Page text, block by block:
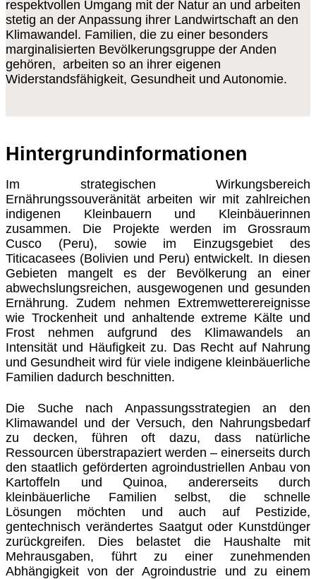
respektvollen Umgang mit der Natur an und arbeiten
stetig an der Anpassung ihrer Landwirtschaft an den
Klimawandel. Familien, die zu einer besonders
marginalisierten Bevölkerungsgruppe der Anden
gehören, arbeiten so an ihrer eigenen
Widerstandsfähigkeit, Gesundheit und Autonomie.
Hintergrundinformationen
Im strategischen Wirkungsbereich
Ernährungssouveränität arbeiten wir mit zahlreichen
indigenen Kleinbauern und Kleinbäuerinnen
zusammen. Die Projekte werden im Grossraum
Cusco (Peru), sowie im Einzugsgebiet des
Titicacasees (Bolivien und Peru) entwickelt. In diesen
Gebieten mangelt es der Bevölkerung an einer
abwechslungsreichen, ausgewogenen und gesunden
Ernährung. Zudem nehmen Extremwetterereignisse
wie Trockenheit und anhaltende extreme Kälte und
Frost nehmen aufgrund des Klimawandels an
Intensität und Häufigkeit zu. Das Recht auf Nahrung
und Gesundheit wird für viele indigene kleinbäuerliche
Familien dadurch beschnitten.
Die Suche nach Anpassungsstrategien an den
Klimawandel und der Versuch, den Nahrungsbedarf
zu decken, führen oft dazu, dass natürliche
Ressourcen überstrapaziert werden – einerseits durch
den staatlich geförderten agroindustriellen Anbau von
Kartoffeln und Quinoa, andererseits durch
kleinbäuerliche Familien selbst, die schnelle
Lösungen möchten und auch auf Pestizide,
gentechnisch verändertes Saatgut oder Kunstdünger
zurückgreifen. Dies belastet die Haushalte mit
Mehrausgaben, führt zu einer zunehmenden
Abhängigkeit von der Agroindustrie und zu einem